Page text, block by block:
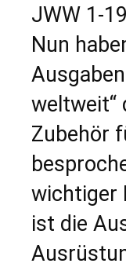
JWW 1-
Nun
weltweit“
Zubehör
wichtiger
ist die